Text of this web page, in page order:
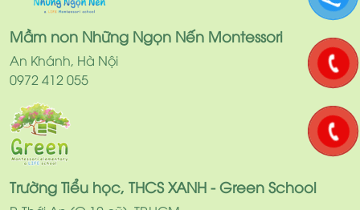
Mầm non Những Ngọn Nến Montessori
An Khánh, Hà Nội
0972 412 055
Trường Tiểu học, THCS XANH - Green School